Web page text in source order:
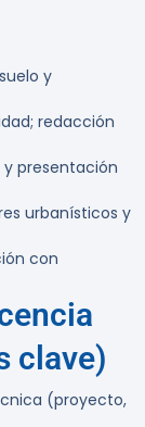
y
redacción
presentación
urbanísticos y
con
clave)
(proyecto,